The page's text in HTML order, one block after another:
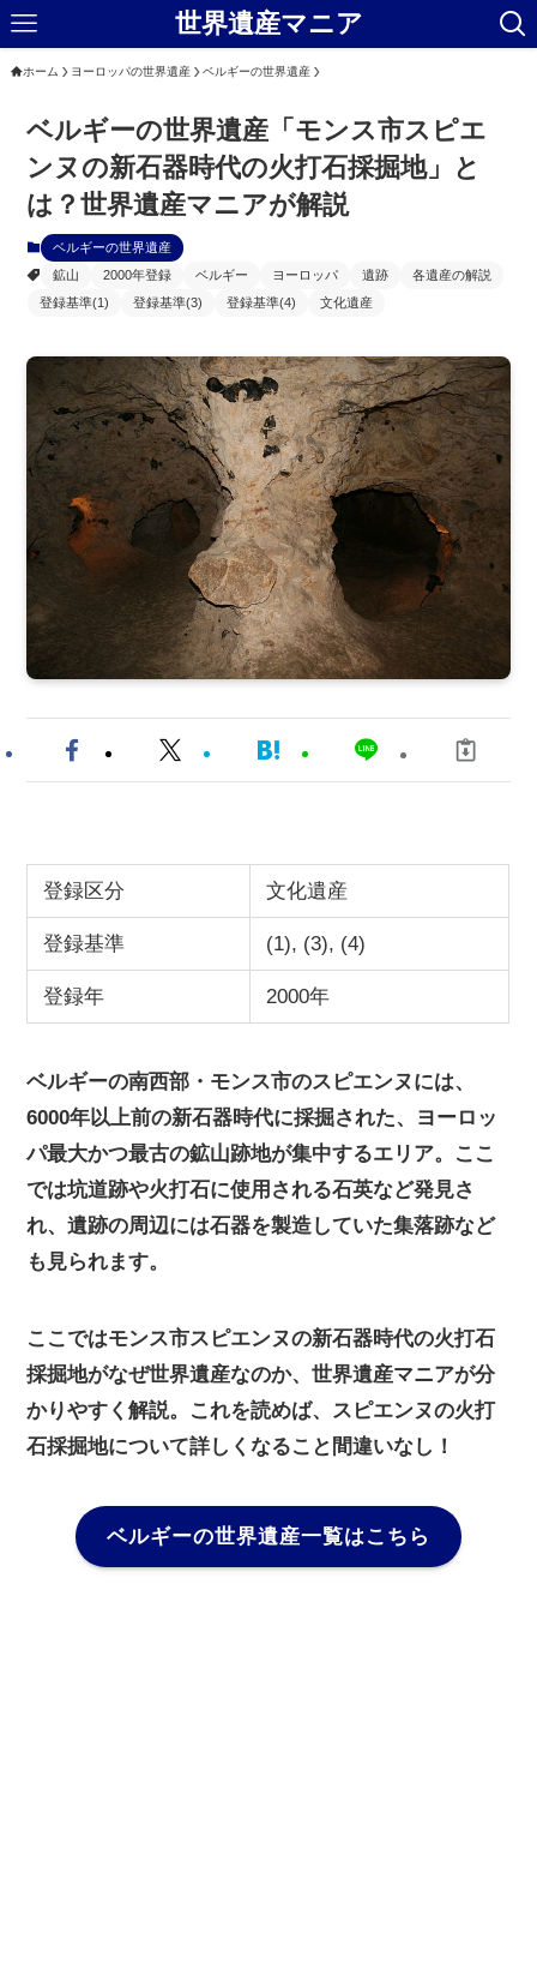
世界遺産マニア
ホーム ヨーロッパの世界遺産 ベルギーの世界遺産
ベルギーの世界遺産「モンス市スピエ
ンヌの新石器時代の火打石採掘地」と
は？世界遺産マニアが解説
ベルギーの世界遺産
鉱山
2000年登録 ベルギー ヨーロッパ 遺跡
各遺産の解説
登録基準(1)
登録基準(3) 登録基準(4) 文化遺産
登録区分 文化遺産
登録基準 (1), (3), (4)
登録年 2000年
ベルギーの南西部・モンス市のスピエンヌには、
6000年以上前の新石器時代に採掘された、ヨーロッ
パ最大かつ最古の鉱山跡地が集中するエリア。ここ
では坑道跡や火打石に使用される石英など発見さ
れ、遺跡の周辺には石器を製造していた集落跡など
も見られます。
ここではモンス市スピエンヌの新石器時代の火打石
採掘地がなぜ世界遺産なのか、世界遺産マニアが分
かりやすく解説。これを読めば、スピエンヌの火打
石採掘地について詳しくなること間違いなし！
ベルギーの世界遺産一覧はこちら